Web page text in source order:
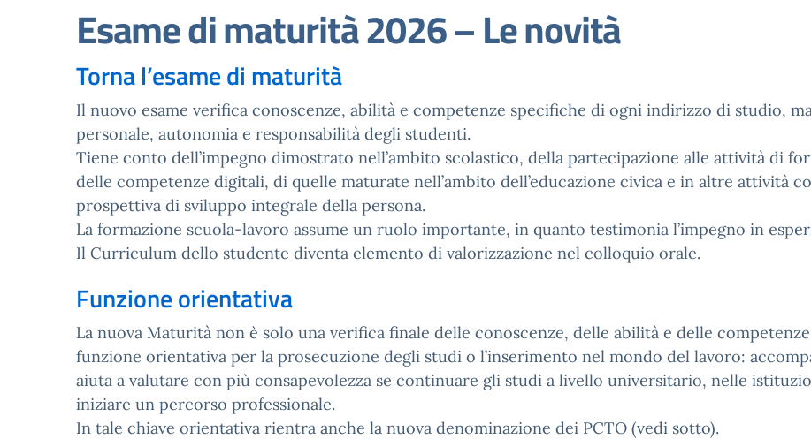
Esame di maturità 2026 – Le novità
Torna l’esame di maturità
Il nuovo esame verifica conoscenze, abilità e competenze specifiche di ogni indirizzo di studio,
personale, autonomia e responsabilità degli studenti.
Tiene conto dell’impegno dimostrato nell’ambito scolastico, della partecipazione alle attività di
delle competenze digitali, di quelle maturate nell’ambito dell’educazione civica e in altre attività
prospettiva di sviluppo integrale della persona.
La formazione scuola-lavoro assume un ruolo importante, in quanto testimonia l’impegno in
Il Curriculum dello studente diventa elemento di valorizzazione nel colloquio orale.
Funzione orientativa
La nuova Maturità non è solo una verifica finale delle conoscenze, delle abilità e delle
funzione orientativa per la prosecuzione degli studi o l’inserimento nel mondo del lavoro:
aiuta a valutare con più consapevolezza se continuare gli studi a livello universitario, nelle
iniziare un percorso professionale.
In tale chiave orientativa rientra anche la nuova denominazione dei PCTO (vedi sotto).